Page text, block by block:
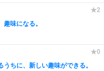
趣味になる。
うちに、新しい趣味ができる。